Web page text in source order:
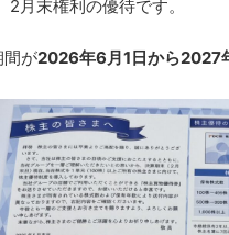
月末権利の優待です。
間が2026年6月1日から2027